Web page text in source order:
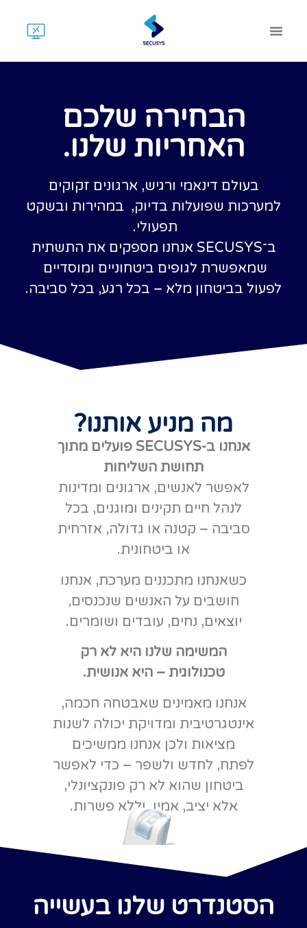
הבחירה שלכם
האחריות שלנו.
בעולם דינאמי ורגיש, ארגונים זקוקים
שפועלות בדיוק, במהירות ובשקט
תפעולי.
ב־SECUSYS אנחנו מספקים את התשתית
שמאפשרת לגופים ביטחוניים ומוסדיים
בביטחון מלא – בכל רגע, בכל סביבה.
מה מניע אותנו?
אנחנו ב-SECUSYS פועלים מתוך
תחושת השליחות
לאפשר לאנשים, ארגונים ומדינות
לנהל חיים תקינים ומוגנים, בכל
סביבה – קטנה או גדולה, אזרחית
או ביטחונית.
כשאנחנו מתכננים מערכת, אנחנו
חושבים על האנשים שנכנסים,
יוצאים, נחים, עובדים ושומרים.
המשימה שלנו היא לא רק
טכנולוגית – היא אנושית.
אנחנו מאמינים שאבטחה חכמה,
אינטגרטיבית ומדויקת יכולה לשנות
מציאות ולכן אנחנו ממשיכים
לפתח, לחדש ולשפר – כדי לאפשר
ביטחון שהוא לא רק פונקציונלי,
אלא יציב, אמין, וללא פשרות.
הסטנדרט שלנו בעשייה